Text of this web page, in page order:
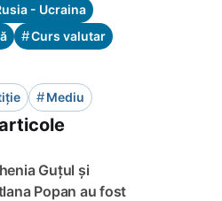
- Ucraina
#Curs valutar
#Mediu
Guțul și
Popan au fost